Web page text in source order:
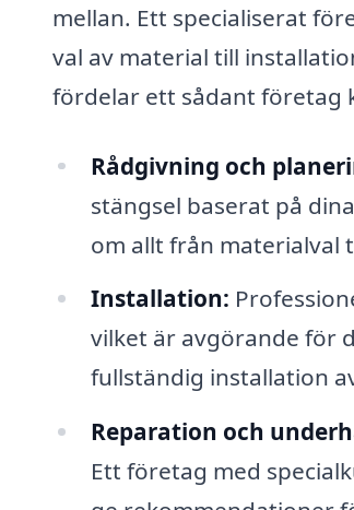
mellan. Ett specialiserat
val av material till
fördelar ett sådant företag
Rådgivning och
stängsel baserat på
om allt från materialval
Installation:
vilket är avgörande för
fullständig installation
Reparation och
Ett företag med